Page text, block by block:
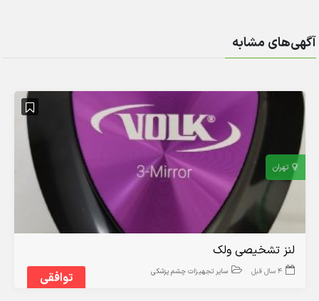
آگهی‌های مشابه
تهران
توافقی
لنز تشخیصی ولک
4 سال قبل سایر تجهیزات چشم پزشکی